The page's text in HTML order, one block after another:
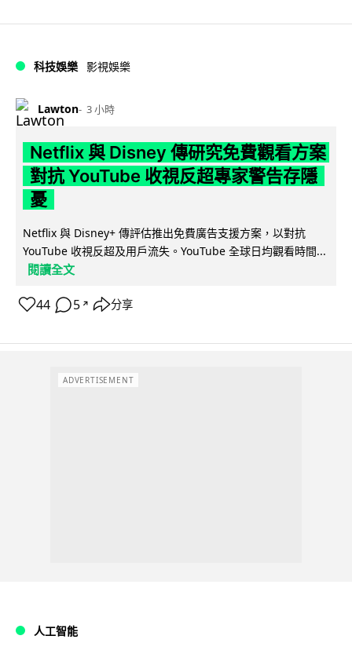
科技娛樂 影視娛樂
Lawton 3 小時
Netflix 與 Disney 傳研究免費觀看方案
對抗 YouTube 收視反超專家警告存隱
憂
Netflix 與 Disney+ 傳評估推出免費廣告支援方案，以對抗
YouTube 收視反超及用戶流失。YouTube 全球日均觀看時間...
閱讀全文
44 5 ↗ 分享
ADVERTISEMENT
人工智能